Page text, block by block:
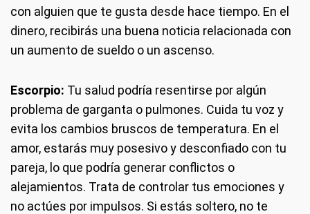
con alguien que te gusta desde hace tiempo. En el
dinero, recibirás una buena noticia relacionada con
un aumento de sueldo o un ascenso.
Escorpio: Tu salud podría resentirse por algún
problema de garganta o pulmones. Cuida tu voz y
evita los cambios bruscos de temperatura. En el
amor, estarás muy posesivo y desconfiado con tu
pareja, lo que podría generar conflictos o
alejamientos. Trata de controlar tus emociones y
no actúes por impulsos. Si estás soltero, no te